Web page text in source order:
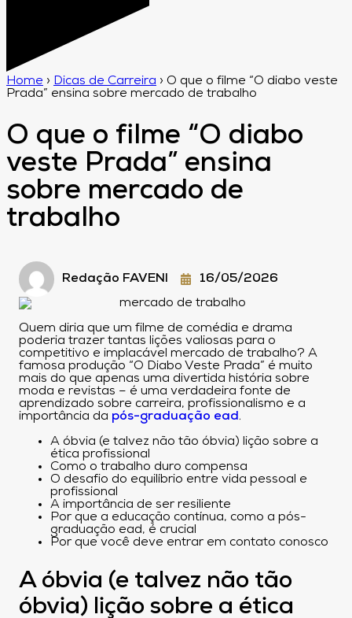
Home › Dicas de Carreira › O que o filme “O diabo veste
Prada” ensina sobre mercado de trabalho
O que o filme “O diabo
veste Prada” ensina
sobre mercado de
trabalho
Redação FAVENI 16/05/2026
Quem diria que um filme de comédia e drama
poderia trazer tantas lições valiosas para o
competitivo e implacável mercado de trabalho? A
famosa produção “O Diabo Veste Prada” é muito
mais do que apenas uma divertida história sobre
moda e revistas – é uma verdadeira fonte de
aprendizado sobre carreira, profissionalismo e a
importância da pós-graduação ead.
A óbvia (e talvez não tão óbvia) lição sobre a
ética profissional
Como o trabalho duro compensa
O desafio do equilíbrio entre vida pessoal e
profissional
A importância de ser resiliente
Por que a educação contínua, como a pós-
graduação ead, é crucial
Por que você deve entrar em contato conosco
A óbvia (e talvez não tão
óbvia) lição sobre a ética